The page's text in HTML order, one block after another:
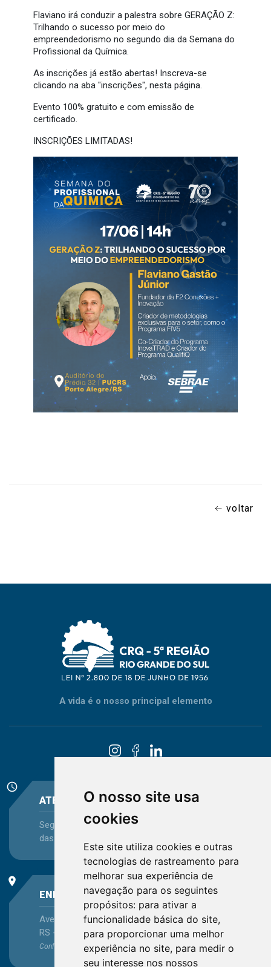
O nosso site usa
cookies
Este site utiliza cookies e outras
tecnologias de rastreamento para
melhorar sua experiência de
navegação para os seguintes
propósitos: para ativar a
funcionalidade básica do site,
para proporcionar uma melhor
experiência no site, para medir o
seu interesse nos nossos
Flaviano irá conduzir a palestra sobre GERAÇÃO Z:
Trilhando o sucesso por meio do
empreendedorismo no segundo dia da Semana do
Profissional da Química.
As inscrições já estão abertas! Inscreva-se
clicando na aba "inscrições", nesta página.
Evento 100% gratuito e com emissão de
certificado.
INSCRIÇÕES LIMITADAS!
voltar
A vida é o nosso principal elemento
schedule
ATENDIMENTO
Segunda-feira a Sexta-feira - das 08:30 às 12:15 e
das 13:30 às 16:45
place
ENDEREÇO
Avenida Itaqui, 45, Bairro Petrópolis, Porto Alegre -
RS - CEP 90460-140
Confira as demaislocalizações no Estado